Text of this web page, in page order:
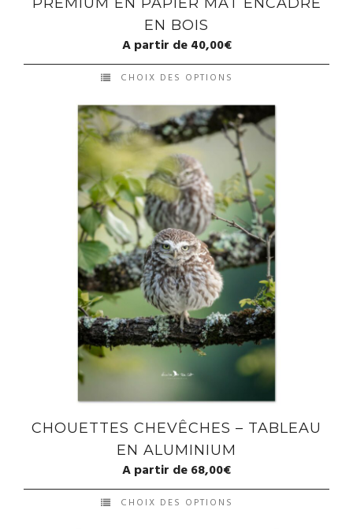
EN BOIS
A partir de40,00€
CHOIX DES OPTIONS
CHOUETTES CHEVÊCHES – TABLEAU
EN ALUMINIUM
A partir de68,00€
CHOIX DES OPTIONS